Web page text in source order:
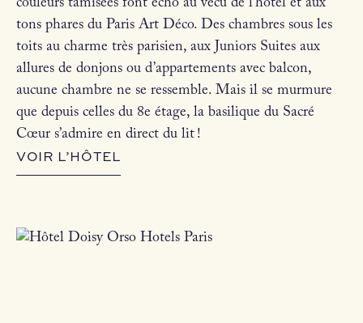
couleurs tamisées font écho au vécu de l’hôtel et aux
tons phares du Paris Art Déco. Des chambres sous les
toits au charme très parisien, aux Juniors Suites aux
allures de donjons ou d’appartements avec balcon,
aucune chambre ne se ressemble. Mais il se murmure
que depuis celles du 8e étage, la basilique du Sacré
Cœur s’admire en direct du lit !
VOIR L’HÔTEL